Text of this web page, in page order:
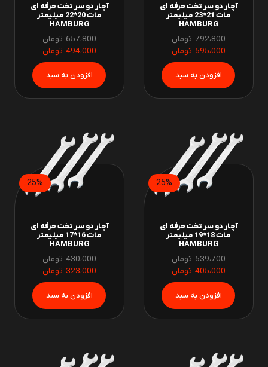
آچار دو سر تخت حرفه ای
مات 21*23 میلیمتر
HAMBURG
792،800 تومان
595،000 تومان
آچار دو سر تخت حرفه ای
مات 20*22 میلیمتر
HAMBURG
657،800 تومان
494،000 تومان
25%
آچار دو سر تخت حرفه ای
مات 18*19 میلیمتر
HAMBURG
539،700 تومان
405،000 تومان
25%
آچار دو سر تخت حرفه ای
مات 16*17 میلیمتر
HAMBURG
430،000 تومان
323،000 تومان